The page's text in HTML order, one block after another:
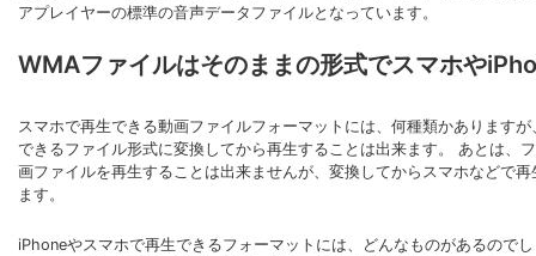
アプレイヤーの標準の音声データファイルとなっています。
WMAファイルはそのままの形式でスマホや
スマホで再生できる動画ファイルフォーマットには、何種類かあります
できるファイル形式に変換してから再生することは出来ます。 あとは、
画ファイルを再生することは出来ませんが、変換してからスマホなどで
ます。
iPhoneやスマホで再生できるフォーマットには、どんなものがあるので